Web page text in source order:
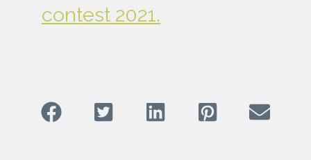
contest 2021.